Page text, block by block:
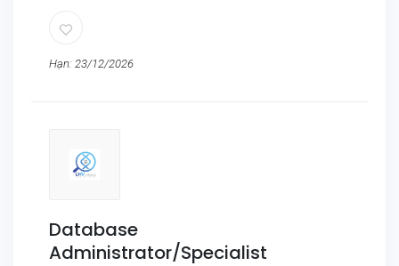
Hạn: 23/12/2026
Database
Administrator/Specialist